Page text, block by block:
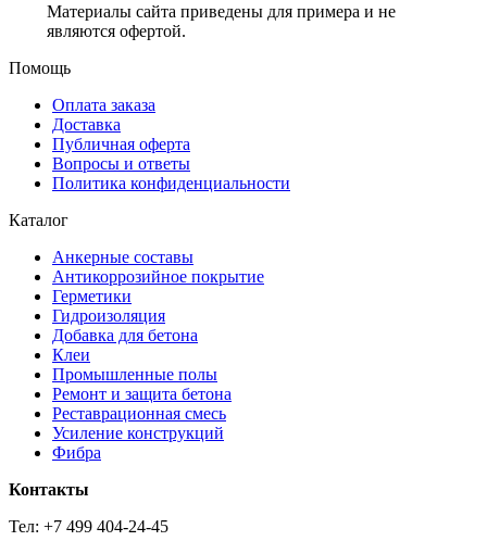
Материалы сайта приведены для примера и не
являются офертой.
Помощь
Оплата заказа
Доставка
Публичная оферта
Вопросы и ответы
Политика конфиденциальности
Каталог
Анкерные составы
Антикоррозийное покрытие
Герметики
Гидроизоляция
Добавка для бетона
Клеи
Промышленные полы
Ремонт и защита бетона
Реставрационная смесь
Усиление конструкций
Фибра
Контакты
Тел: +7 499 404-24-45